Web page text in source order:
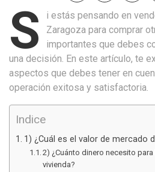
S
i estás pensando en
Zaragoza para comprar
importantes que debes
una decisión. En este artículo, te
aspectos que debes tener en
operación exitosa y satisfactoria.
Indice
1) ¿Cuál es el valor de mercado
2) ¿Cuánto dinero necesito
vivienda?